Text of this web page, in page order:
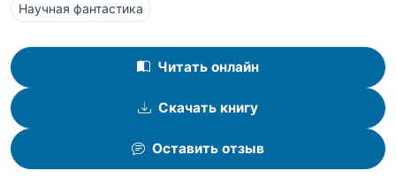
Научная фантастика
Читать онлайн
Скачать книгу
Оставить отзыв